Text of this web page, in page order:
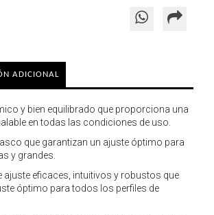
ADICIONAL
y bien equilibrado que proporciona una
en todas las condiciones de uso.
que garantizan un ajuste óptimo para
y grandes.
ajuste eficaces, intuitivos y robustos que
óptimo para todos los perfiles de